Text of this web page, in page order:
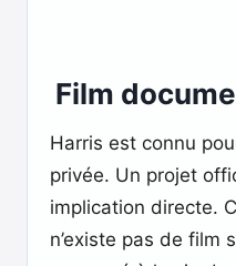
Film
Harris est connu
privée. Un projet
implication directe.
n’existe pas de film